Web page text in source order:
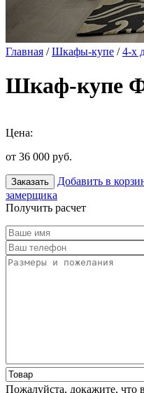
Главная /Шкафы-купе /4-х
Шкаф-купе
Цена:
от 36 000 руб.
Заказать Добавить в
замерщика
Получить расчет
Пожалуйста, докажите, что